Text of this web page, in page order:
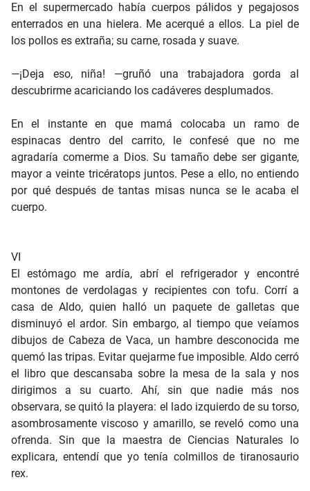
En el supermercado había cuerpos pálidos y pegajosos
enterrados en una hielera. Me acerqué a ellos. La piel de
los pollos es extraña; su carne, rosada y suave.
—¡Deja eso, niña! —gruñó una trabajadora gorda al
descubrirme acariciando los cadáveres desplumados.
En el instante en que mamá colocaba un ramo de
espinacas dentro del carrito, le confesé que no me
agradaría comerme a Dios. Su tamaño debe ser gigante,
mayor a veinte tricératops juntos. Pese a ello, no entiendo
por qué después de tantas misas nunca se le acaba el
cuerpo.
VI
El estómago me ardía, abrí el refrigerador y encontré
montones de verdolagas y recipientes con tofu. Corrí a
casa de Aldo, quien halló un paquete de galletas que
disminuyó el ardor. Sin embargo, al tiempo que veíamos
dibujos de Cabeza de Vaca, un hambre desconocida me
quemó las tripas. Evitar quejarme fue imposible. Aldo cerró
el libro que descansaba sobre la mesa de la sala y nos
dirigimos a su cuarto. Ahí, sin que nadie más nos
observara, se quitó la playera: el lado izquierdo de su torso,
asombrosamente viscoso y amarillo, se reveló como una
ofrenda. Sin que la maestra de Ciencias Naturales lo
explicara, entendí que yo tenía colmillos de tiranosaurio
rex.